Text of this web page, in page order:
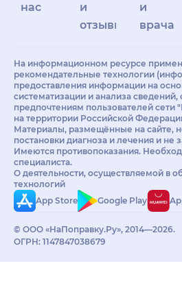
нас
и
отзывы
и
врачам
На информационном ресурсе
рекомендательные технологии
предоставления информации на
систематизации и анализа сведений,
предпочтениям пользователей сети
на территории Российской
Материалы, размещённые на сайте,
постановки диагноза и лечения и не
Имеются противопоказания.
специалиста.
О деятельности, осуществляемой в
технологий
App Store
Google Play
© ООО «НаПоправку.Ру», 2014—2026.
ОГРН: 1147847038679